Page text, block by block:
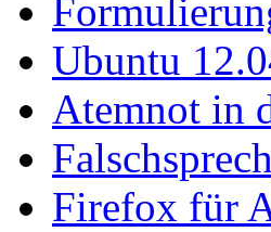
Ubuntu
Atemnot in
Falschsprech
Firefox für